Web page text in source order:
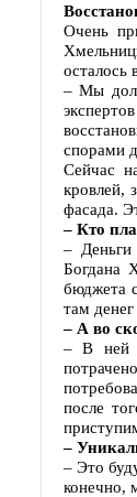
Очень
осталось
– Мы
спорами
Сейчас
кровлей,
фасада.
– Кто
– Деньги
Богдана
бюджета
там
– А во
– В ней
после
–
– Это
конечно,